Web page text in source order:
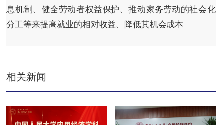
息机制、健全劳动者权益保护、推动家务劳动的社会化
分工等来提高就业的相对收益、降低其机会成本
相关新闻